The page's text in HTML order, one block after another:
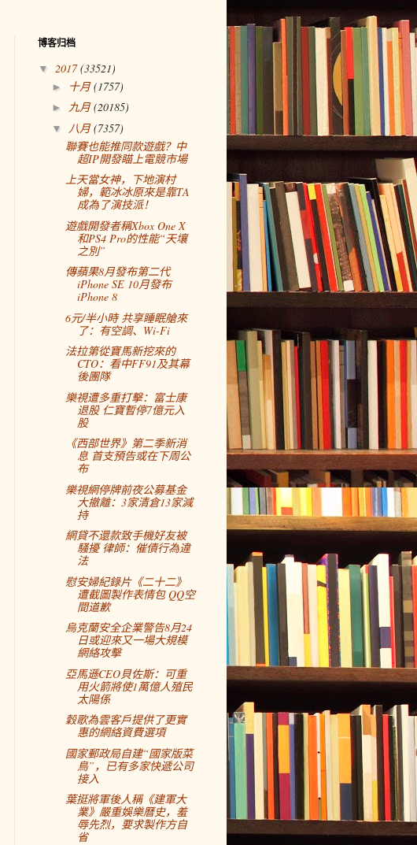
博客归档
▼ 2017(33521)
► 十月(1757)
► 九月(20185)
▼ 八月(7357)
聯賽也能推同款遊戲？中
超IP開發瞄上電競市場
上天當女神，下地演村
婦，範冰冰原來是靠TA
成為了演技派！
遊戲開發者稱Xbox One X
和PS4 Pro的性能“天壤
之別”
傳蘋果8月發布第二代
iPhone SE 10月發布
iPhone 8
6元/半小時 共享睡眠艙來
了：有空調、Wi-Fi
法拉第從寶馬新挖來的
CTO：看中FF91及其幕
後團隊
樂視遭多重打擊：富士康
退股 仁寶暫停7億元入
股
《西部世界》第二季新消
息 首支預告或在下周公
布
樂視網停牌前夜公募基金
大撤離：3家清倉13家減
持
網貸不還款致手機好友被
騷擾 律師：催債行為違
法
慰安婦紀錄片《二十二》
遭截圖製作表情包 QQ空
間道歉
烏克蘭安全企業警告8月24
日或迎來又一場大規模
網絡攻擊
亞馬遜CEO貝佐斯：可重
用火箭將使1萬億人殖民
太陽係
穀歌為雲客戶提供了更實
惠的網絡資費選項
國家郵政局自建“國家版菜
鳥”，已有多家快遞公司
接入
葉挺將軍後人稱《建軍大
業》嚴重娛樂曆史，羞
辱先烈，要求製作方自
省